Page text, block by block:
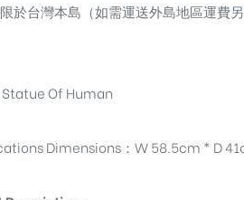
於台灣本島（如需運送外島地區運費另
Of Human
Dimensions ： W 58.5cm * D